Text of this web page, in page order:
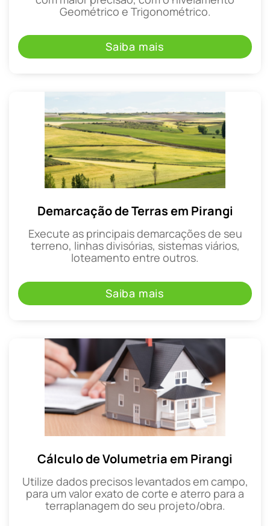
Geométrico e Trigonométrico.
Saiba mais
Demarcação de Terras em Pirangi
Execute as principais demarcações de seu
terreno, linhas divisórias, sistemas viários,
loteamento entre outros.
Saiba mais
Cálculo de Volumetria em Pirangi
Utilize dados precisos levantados em campo,
para um valor exato de corte e aterro para a
terraplanagem do seu projeto/obra.